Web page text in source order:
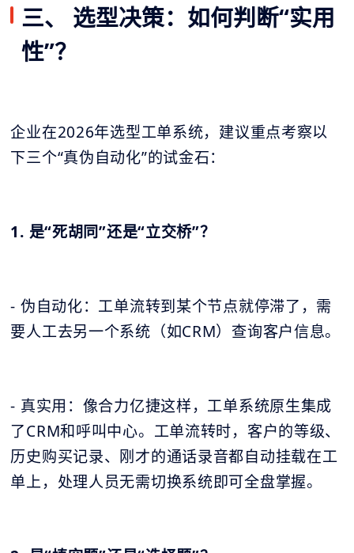
三、 选型决策：如何判断“实用
性”？
企业在2026年选型工单系统，建议重点考察以
下三个“真伪自动化”的试金石：
1. 是“死胡同”还是“立交桥”？
- 伪自动化：工单流转到某个节点就停滞了，需
要人工去另一个系统（如CRM）查询客户信息。
- 真实用：像合力亿捷这样，工单系统原生集成
了CRM和呼叫中心。工单流转时，客户的等级、
历史购买记录、刚才的通话录音都自动挂载在工
单上，处理人员无需切换系统即可全盘掌握。